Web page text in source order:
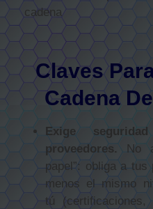
cadena
Claves
Cadena
Exige
proveedores.
No
papel”: obliga a
menos el mismo
tú (certificaciones,